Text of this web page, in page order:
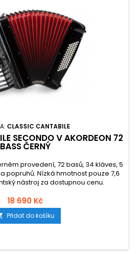
CLASSIC CANTABILE
SECONDO V AKORDEON 72
BASS ČERNÝ
provedení, 72 basů, 34 kláves, 5
popruhů. Nízká hmotnost pouze 7,6
nástroj za dostupnou cenu.
18 690 Kč
Přidat do košíku